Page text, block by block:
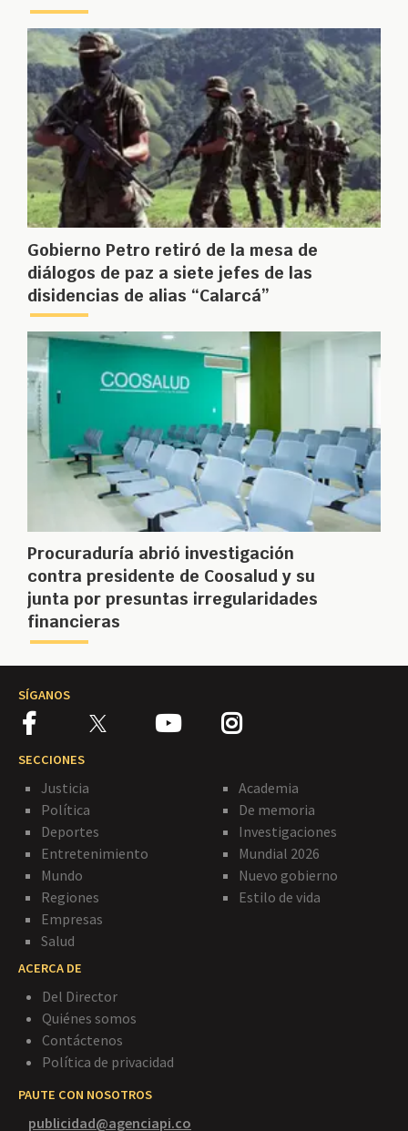
Gobierno Petro retiró de la mesa de
diálogos de paz a siete jefes de las
disidencias de alias “Calarcá”
Procuraduría abrió investigación
contra presidente de Coosalud y su
junta por presuntas irregularidades
financieras
SÍGANOS
SECCIONES
Justicia
Política
Deportes
Entretenimiento
Mundo
Regiones
Empresas
Salud
Academia
De memoria
Investigaciones
Mundial 2026
Nuevo gobierno
Estilo de vida
ACERCA DE
Del Director
Quiénes somos
Contáctenos
Política de privacidad
PAUTE CON NOSOTROS
publicidad@agenciapi.co